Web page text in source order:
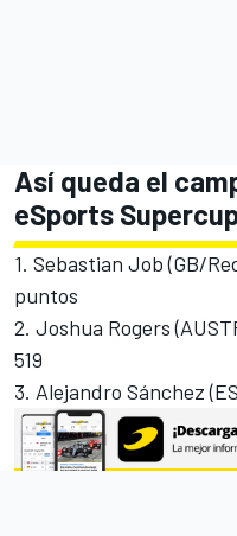
Así queda el
eSports
1. Sebastian Job (GB/
puntos
2. Joshua Rogers
519
3. Alejandro Sánchez